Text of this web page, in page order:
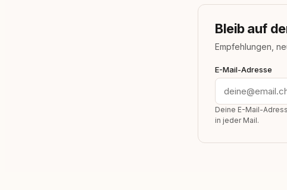
Bleib auf
Empfehlungen,
E-Mail-Adresse
Deine E-Mail-
in jeder Mail.